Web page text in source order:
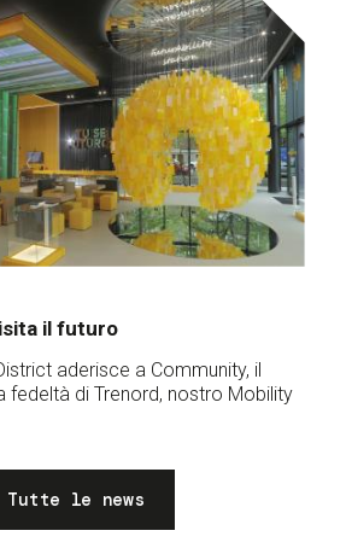
il futuro
aderisce a Community, il
fedeltà di Trenord, nostro Mobility
Tutte le news